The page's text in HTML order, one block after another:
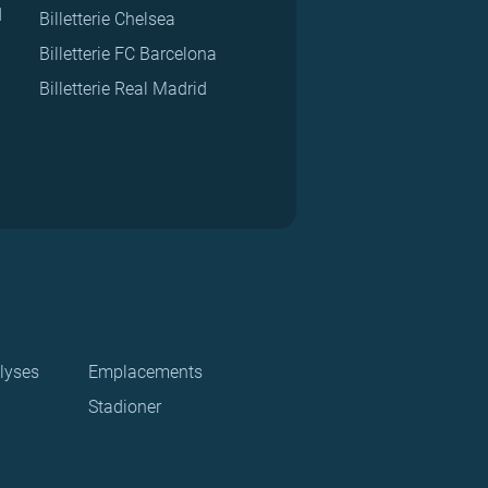
Billetterie Chelsea
Billetterie FC Barcelona
Billetterie Real Madrid
Emplacements
Stadioner